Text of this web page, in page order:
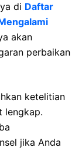
di Daftar
akan
perbaikan
ketelitian
lengkap.
jika Anda